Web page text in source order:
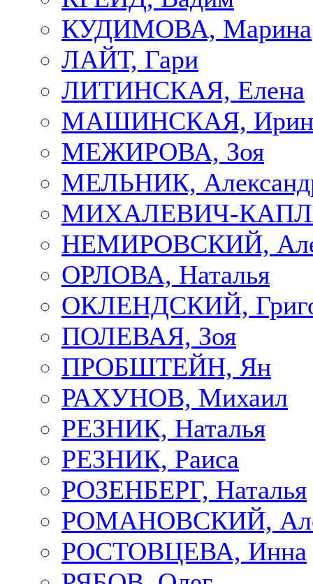
КУДИМОВА, Марина
ЛАЙТ, Гари
ЛИТИНСКАЯ, Елена
МАШИНСКАЯ,
МЕЖИРОВА, Зоя
МЕЛЬНИК,
МИХАЛЕВИЧ-
НЕМИРОВСКИЙ,
ОРЛОВА, Наталья
ОКЛЕНДСКИЙ,
ПОЛЕВАЯ, Зоя
ПРОБШТЕЙН, Ян
РАХУНОВ, Михаил
РЕЗНИК, Наталья
РЕЗНИК, Раиса
РОЗЕНБЕРГ, Наталья
РОМАНОВСКИЙ,
РОСТОВЦЕВА, Инна